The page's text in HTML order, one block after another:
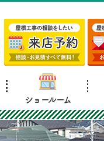
ショールーム